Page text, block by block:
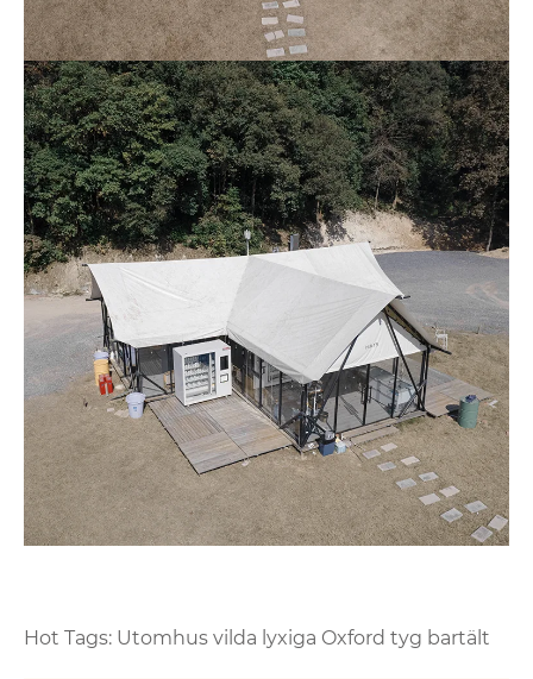
Hot Tags: Utomhus vilda lyxiga Oxford tyg bartält